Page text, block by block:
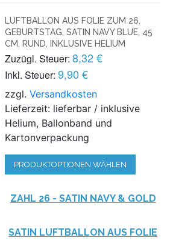
LUFTBALLON AUS FOLIE ZUM 26.
GEBURTSTAG, SATIN NAVY BLUE, 45
CM, RUND, INKLUSIVE HELIUM
Zuzügl. Steuer: 8,32 €
Inkl. Steuer: 9,90 €
zzgl.Versandkosten
Lieferzeit: lieferbar / inklusive
Helium, Ballonband und
Kartonverpackung
PRODUKTOPTIONEN WÄHLEN
ZAHL 26 - SATIN NAVY & GOLD
SATIN LUFTBALLON AUS FOLIE